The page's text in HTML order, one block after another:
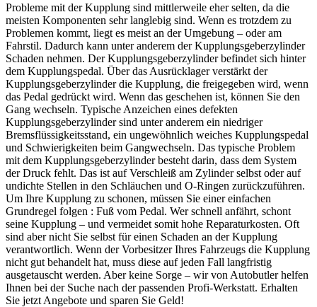
Probleme mit der Kupplung sind mittlerweile eher selten, da die
meisten Komponenten sehr langlebig sind. Wenn es trotzdem zu
Problemen kommt, liegt es meist an der Umgebung – oder am
Fahrstil. Dadurch kann unter anderem der Kupplungsgeberzylinder
Schaden nehmen. Der Kupplungsgeberzylinder befindet sich hinter
dem Kupplungspedal. Über das Ausrücklager verstärkt der
Kupplungsgeberzylinder die Kupplung, die freigegeben wird, wenn
das Pedal gedrückt wird. Wenn das geschehen ist, können Sie den
Gang wechseln. Typische Anzeichen eines defekten
Kupplungsgeberzylinder sind unter anderem ein niedriger
Bremsflüssigkeitsstand, ein ungewöhnlich weiches Kupplungspedal
und Schwierigkeiten beim Gangwechseln. Das typische Problem
mit dem Kupplungsgeberzylinder besteht darin, dass dem System
der Druck fehlt. Das ist auf Verschleiß am Zylinder selbst oder auf
undichte Stellen in den Schläuchen und O-Ringen zurückzuführen.
Um Ihre Kupplung zu schonen, müssen Sie einer einfachen
Grundregel folgen : Fuß vom Pedal. Wer schnell anfährt, schont
seine Kupplung – und vermeidet somit hohe Reparaturkosten. Oft
sind aber nicht Sie selbst für einen Schaden an der Kupplung
verantwortlich. Wenn der Vorbesitzer Ihres Fahrzeugs die Kupplung
nicht gut behandelt hat, muss diese auf jeden Fall langfristig
ausgetauscht werden. Aber keine Sorge – wir von Autobutler helfen
Ihnen bei der Suche nach der passenden Profi-Werkstatt. Erhalten
Sie jetzt Angebote und sparen Sie Geld!